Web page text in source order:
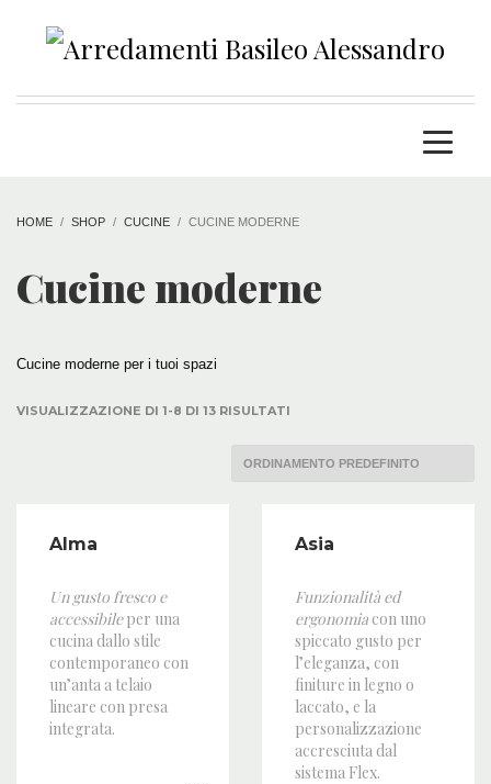
HOME SHOP CUCINE CUCINE MODERNE
Cucine moderne
Cucine moderne per i tuoi spazi
VISUALIZZAZIONE DI 1-8 DI 13 RISULTATI
Alma
Un gusto fresco e
accessibileper una
cucina dallo stile
contemporaneo con
un’anta a telaio
lineare con presa
integrata.
Asia
Funzionalità ed
ergonomia con uno
spiccato gusto per
l’eleganza, con
finiture in legno o
laccato, e la
personalizzazione
accresciuta dal
sistema Flex.